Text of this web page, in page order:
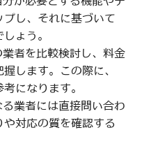
し、それに基づいて
ょう。
者を比較検討し、料金
します。この際に、
になります。
業者には直接問い合わ
や対応の質を確認する